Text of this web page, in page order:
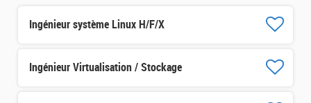
Ingénieur système Linux H/F/X
Ingénieur Virtualisation / Stockage